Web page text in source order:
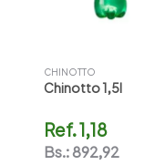
CHINOTTO
Chinotto 1,5l
Ref.1,18
Bs.:892,92